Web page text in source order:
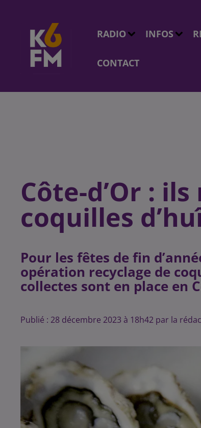
RADIO INFOS
CONTACT
Côte-d’Or :
coquilles
Pour les fêtes de fin
opération recyclage de
collectes sont en place en
Publié : 28 décembre 2023 à 18h42 par la